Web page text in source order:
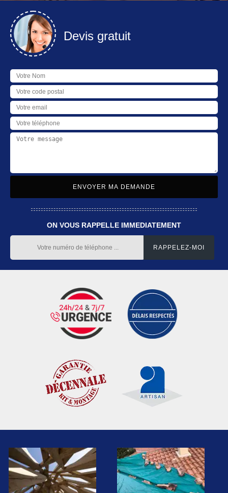
Devis gratuit
ON VOUS RAPPELLE IMMEDIATEMENT